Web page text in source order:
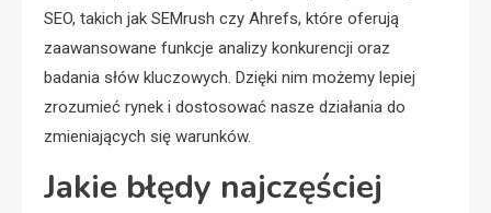
SEO, takich jak SEMrush czy Ahrefs, które oferują
zaawansowane funkcje analizy konkurencji oraz
badania słów kluczowych. Dzięki nim możemy lepiej
zrozumieć rynek i dostosować nasze działania do
zmieniających się warunków.
Jakie błędy najczęściej